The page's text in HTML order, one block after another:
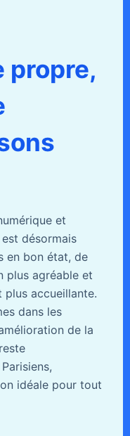
propre,
et
désormais
en bon état, de
plus agréable et
plus accueillante.
dans les
de la
idéale pour tout